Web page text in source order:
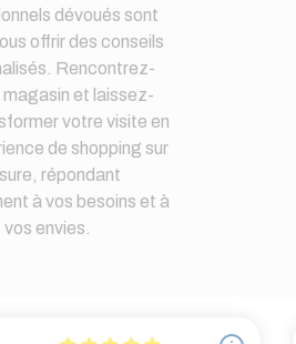
dévoués sont
offrir des conseils
Rencontrez-
magasin et laissez-
votre visite en
de shopping sur
répondant
à vos besoins et à
vos envies.